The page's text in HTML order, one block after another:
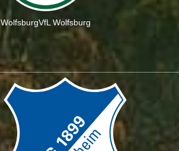
WolfsburgVfL Wolfsburg